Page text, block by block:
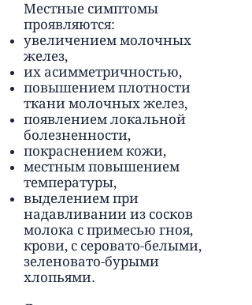
Местные симптомы
проявляются:
увеличением молочных
желез,
их асимметричностью,
повышением плотности
ткани молочных желез,
появлением локальной
болезненности,
покраснением кожи,
местным повышением
температуры,
выделением при
надавливании из сосков
молока с примесью гноя,
крови, с серовато-белыми,
зеленовато-бурыми
хлопьями.